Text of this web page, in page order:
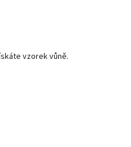
vzorek vůně.